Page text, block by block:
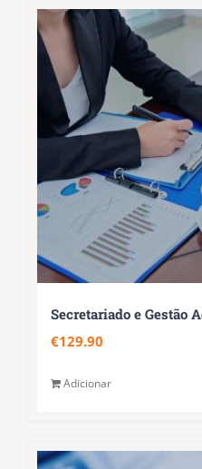
Secretariado e Gestão
€129.90
Adicionar